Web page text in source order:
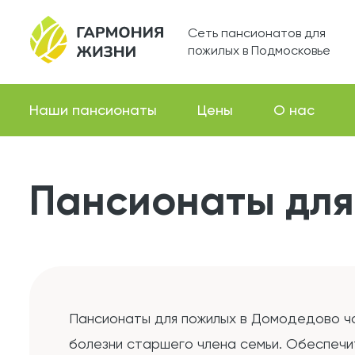
Сеть пансионатов для
пожилых в Подмосковье
Наши пансионаты Цены О нас
Пансионаты
Пансионаты для пожилых в Домодедово
болезни старшего члена семьи.